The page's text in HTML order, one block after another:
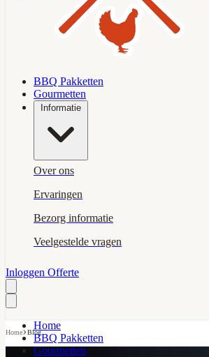
BBQ Pakketten
Gourmetten
Informatie
Over ons
Ervaringen
Bezorg informatie
Veelgestelde vragen
Inloggen Offerte
Home
BBQ Pakketten
Gourmetten
Home›Blog